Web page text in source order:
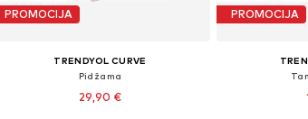
PROMOCIJA
TRENDYOL CURVE
Pidžama
29,90 €
PROMOCIJA